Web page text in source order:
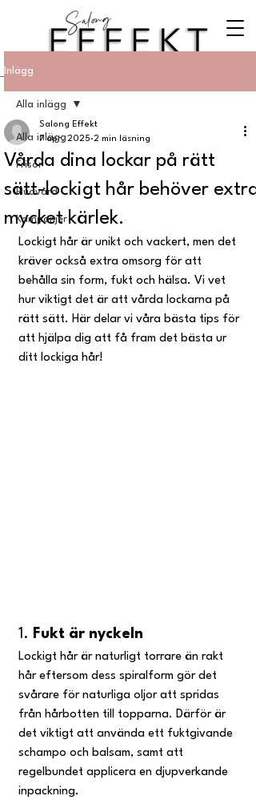
Inlägg
Alla inlägg
Frisör
Hudvård
Kampanjer
Alla inlägg
Vårda dina lockar på rätt
sätt-lockigt hår behöver extra
mycket kärlek.
Salong Effekt
7 apr. 2025 2 min läsning
Lockigt hår är unikt och vackert, men det
kräver också extra omsorg för att
behålla sin form, fukt och hälsa. Vi vet
hur viktigt det är att vårda lockarna på
rätt sätt. Här delar vi våra bästa tips för
att hjälpa dig att få fram det bästa ur
ditt lockiga hår!
1. Fukt är nyckeln
Lockigt hår är naturligt torrare än rakt
hår eftersom dess spiralform gör det
svårare för naturliga oljor att spridas
från hårbotten till topparna. Därför är
det viktigt att använda ett fuktgivande
schampo och balsam, samt att
regelbundet applicera en djupverkande
inpackning.